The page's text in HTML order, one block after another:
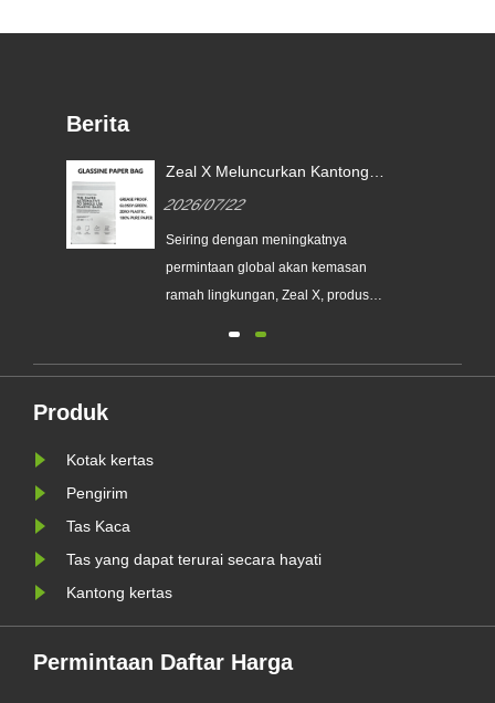
Berita
Zeal X Meluncurkan Kantong
Membantu Merek Global
Menggantikan Kemasan Plastik
Sekali Pakai
2026/07/22
Seiring dengan meningkatnya
permintaan global akan kemasan
ramah lingkungan, Zeal X, produsen
meluncurkan seri Kantong Kertas
Produk
Kotak kertas
Pengirim
Tas Kaca
Tas yang dapat terurai secara hayati
Kantong kertas
Permintaan Daftar Harga